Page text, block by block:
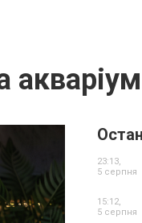
23:13,
5 серпня
15:12,
5 серпня